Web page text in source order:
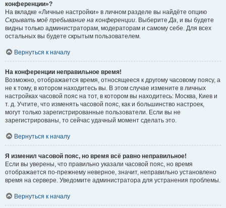
конференции»?
На вкладке «Личные настройки» в личном разделе вы найдёте опцию
Скрывать моё пребывание на конференции. ВыберитеДа, и вы будете
видны только администраторам, модераторам и самому себе. Для всех
остальных вы будете скрытым пользователем.
Вернуться к началу
На конференции неправильное время!
Возможно, отображается время, относящееся к другому часовому поясу, а
не к тому, в котором находитесь вы. В этом случае измените в личных
настройках часовой пояс на тот, в котором вы находитесь: Москва, Киев и
т. д. Учтите, что изменять часовой пояс, как и большинство настроек,
могут только зарегистрированные пользователи. Если вы не
зарегистрированы, то сейчас удачный момент сделать это.
Вернуться к началу
Я изменил часовой пояс, но время всё равно неправильное!
Если вы уверены, что правильно указали часовой пояс, но время
отображается по-прежнему неверное, значит, неправильно установлено
время на сервере. Уведомите администратора для устранения проблемы.
Вернуться к началу